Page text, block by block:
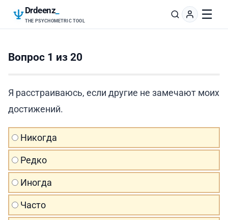
Drdeenz
THE PSYCHOMETRIC TOOL ☰
Вопрос 1 из 20
Я расстраиваюсь, если другие не замечают моих
достижений.
Никогда
Редко
Иногда
Часто